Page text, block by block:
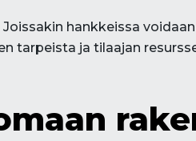
hankkeissa
tarpeista ja tilaajan